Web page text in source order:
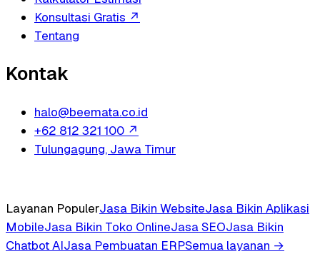
Konsultasi Gratis ↗
Tentang
Kontak
halo@beemata.co.id
+62 812 321 100 ↗
Tulungagung, Jawa Timur
Layanan PopulerJasa Bikin WebsiteJasa Bikin Aplikasi
MobileJasa Bikin Toko OnlineJasa SEOJasa Bikin
Chatbot AIJasa Pembuatan ERPSemua layanan →